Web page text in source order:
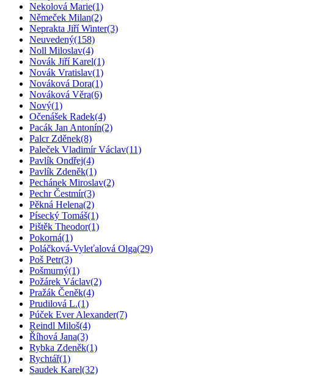
Nekolová Marie(1)
Němeček Milan(2)
Neprakta Jiří Winter(3)
Neuvedený(158)
Noll Miloslav(4)
Novák Jiří Karel(1)
Novák Vratislav(1)
Nováková Dora(1)
Nováková Věra(6)
Nový(1)
Očenášek Radek(4)
Pacák Jan Antonín(2)
Palcr Zděnek(8)
Paleček Vladimír Václav(11)
Pavlík Ondřej(4)
Pavlík Zdeněk(1)
Pechánek Miroslav(2)
Pechr Čestmír(3)
Pěkná Helena(2)
Písecký Tomáš(1)
Pištěk Theodor(1)
Pokorná(1)
Poláčková-Vyleťalová Olga(29)
Poš Petr(3)
Pošmurný(1)
Požárek Václav(2)
Pražák Čeněk(4)
Prudilová L.(1)
Púček Ever Alexander(7)
Reindl Miloš(4)
Říhová Jana(3)
Rybka Zdeněk(1)
Rychtář(1)
Saudek Karel(32)